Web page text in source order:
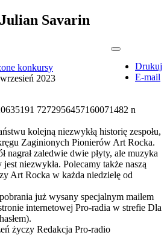
Savarin
Drukuj
E-mail
konkursy
2023
kolejną niezwykłą historię zespołu,
Zaginionych Pionierów Art Rocka.
nagrał zaledwie dwie płyty, ale muzyka
niezwykła. Polecamy także naszą
Art Rocka w każda niedzielę od
już wysany specjalnym mailem
internetowej Pro-radia w strefie Dla
życzy Redakcja Pro-radio